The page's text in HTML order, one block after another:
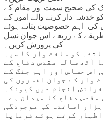
کی صحیح سمت اور مقام کے
خدشہ دار کرنے والے امور کے
کی اہم خصوصیت بتاتے ہوئے
طریقے کے زریعے اس جوان نسل
کی پرورش کریں۔
کو سافٹ وار کا سپہ
آٹھ سالہ مقدس دفاع کے
اس حساس اور اہم جنگ کے
وار کے جوان افسروں کی
انجام دیں کیونکہ
مقدس دفاع کا میدان ہے۔
اساتذہ کی موجودگی
کرتے ہوئے فرمایا